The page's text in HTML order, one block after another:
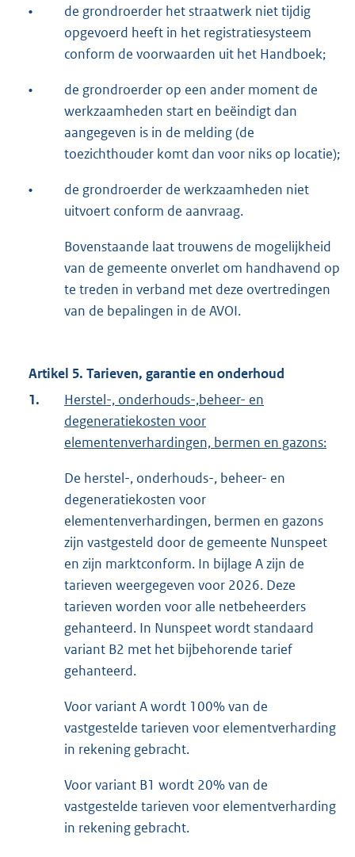
•
de grondroerder het straatwerk niet tijdig
opgevoerd heeft in het registratiesysteem
conform de voorwaarden uit het Handboek;
•
de grondroerder op een ander moment de
werkzaamheden start en beëindigt dan
aangegeven is in de melding (de
toezichthouder komt dan voor niks op locatie);
•
de grondroerder de werkzaamheden niet
uitvoert conform de aanvraag.
Bovenstaande laat trouwens de mogelijkheid
van de gemeente onverlet om handhavend op
te treden in verband met deze overtredingen
van de bepalingen in de AVOI.
Artikel 5. Tarieven, garantie en onderhoud
1.
Herstel-, onderhouds-,beheer- en
degeneratiekosten voor
elementenverhardingen, bermen en gazons:
De herstel-, onderhouds-, beheer- en
degeneratiekosten voor
elementenverhardingen, bermen en gazons
zijn vastgesteld door de gemeente Nunspeet
en zijn marktconform. In bijlage A zijn de
tarieven weergegeven voor 2026. Deze
tarieven worden voor alle netbeheerders
gehanteerd. In Nunspeet wordt standaard
variant B2 met het bijbehorende tarief
gehanteerd.
Voor variant A wordt 100% van de
vastgestelde tarieven voor elementverharding
in rekening gebracht.
Voor variant B1 wordt 20% van de
vastgestelde tarieven voor elementverharding
in rekening gebracht.